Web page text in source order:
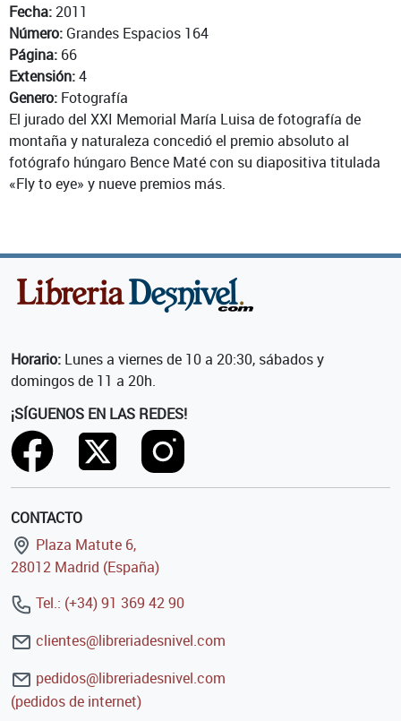
Fecha:2011
Número: Grandes Espacios 164
Página: 66
Extensión:4
Genero: Fotografía
El jurado del XXI Memorial María Luisa de fotografía de
montaña y naturaleza concedió el premio absoluto al
fotógrafo húngaro Bence Maté con su diapositiva titulada
«Fly to eye» y nueve premios más.
Horario: Lunes a viernes de 10 a 20:30, sábados y
domingos de 11 a 20h.
¡SÍGUENOS EN LAS REDES!
CONTACTO
Plaza Matute 6,
28012 Madrid (España)
Tel.: (+34) 91 369 42 90
clientes@libreriadesnivel.com
pedidos@libreriadesnivel.com
(pedidos de internet)